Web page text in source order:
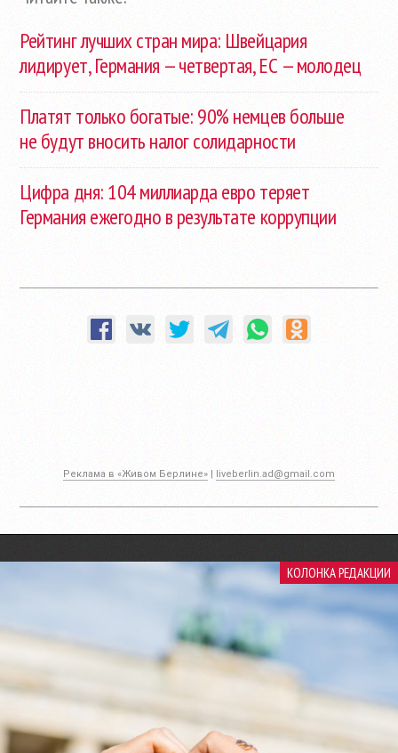
Рейтинг лучших стран мира: Швейцария
лидирует, Германия — четвертая, ЕС — молодец
Платят только богатые: 90% немцев больше
не будут вносить налог солидарности
Цифра дня: 104 миллиарда евро теряет
Германия ежегодно в результате коррупции
Реклама в «Живом Берлине» | liveberlin.ad@gmail.com
КОЛОНКА РЕДАКЦИИ